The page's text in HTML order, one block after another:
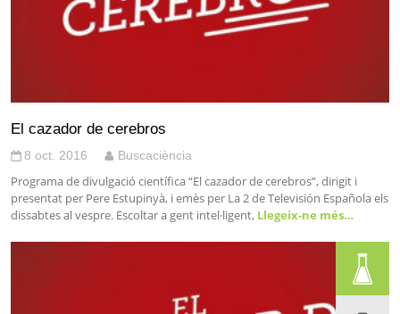
El cazador de cerebros
8 oct. 2016 Buscaciència
Programa de divulgació científica “El cazador de cerebros”, dirigit i
presentat per Pere Estupinyà, i emès per La 2 de Televisión Española els
dissabtes al vespre. Escoltar a gent intel·ligent, Llegeix-ne més…